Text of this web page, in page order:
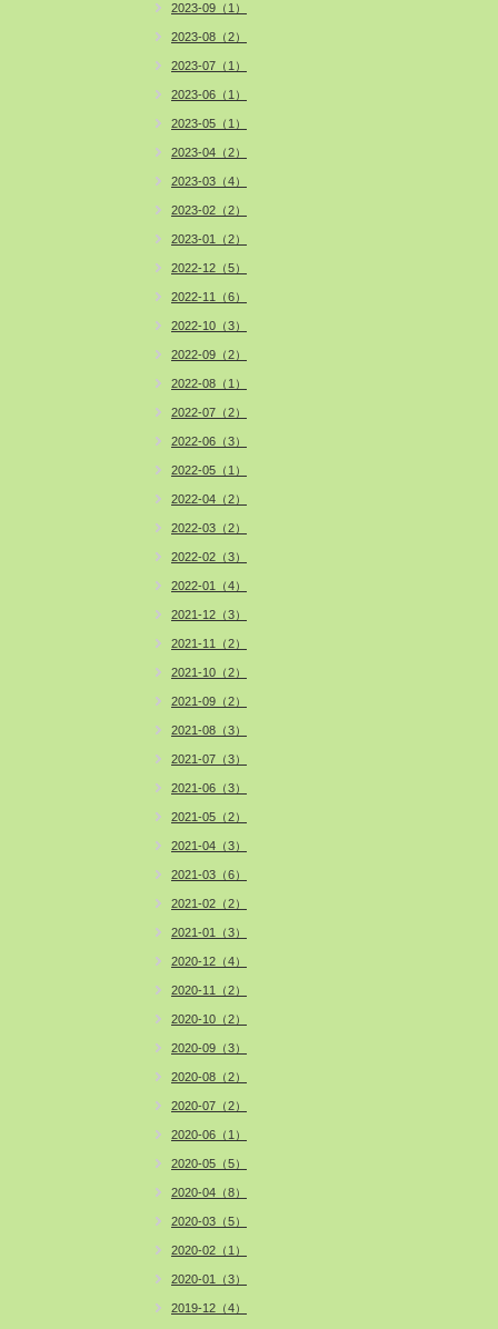
2023-09（1）
2023-08（2）
2023-07（1）
2023-06（1）
2023-05（1）
2023-04（2）
2023-03（4）
2023-02（2）
2023-01（2）
2022-12（5）
2022-11（6）
2022-10（3）
2022-09（2）
2022-08（1）
2022-07（2）
2022-06（3）
2022-05（1）
2022-04（2）
2022-03（2）
2022-02（3）
2022-01（4）
2021-12（3）
2021-11（2）
2021-10（2）
2021-09（2）
2021-08（3）
2021-07（3）
2021-06（3）
2021-05（2）
2021-04（3）
2021-03（6）
2021-02（2）
2021-01（3）
2020-12（4）
2020-11（2）
2020-10（2）
2020-09（3）
2020-08（2）
2020-07（2）
2020-06（1）
2020-05（5）
2020-04（8）
2020-03（5）
2020-02（1）
2020-01（3）
2019-12（4）